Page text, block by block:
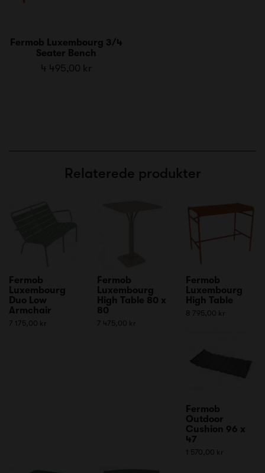
Fermob Luxembourg 3/4
Seater Bench
4 495,00 kr
Relaterede produkter
Fermob
Luxembourg
Duo Low
Armchair
7 175,00 kr
Fermob
Luxembourg
High Table 80 x
80
7 475,00 kr
Fermob
Luxembourg
High Table
8 795,00 kr
Fermob
Outdoor
Cushion 96 x
47
1 570,00 kr